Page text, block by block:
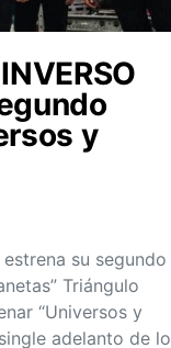
y
estrena su segundo
Triángulo
“Universos y
adelanto de lo